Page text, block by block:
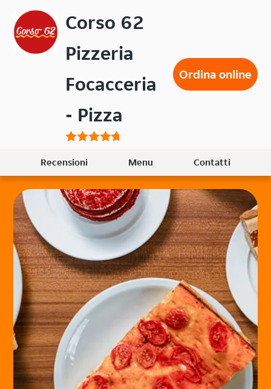
contenuto
principale
Corso 62
Pizzeria
Focacceria
- Pizza
Ordina online
Recensioni Menu Contatti